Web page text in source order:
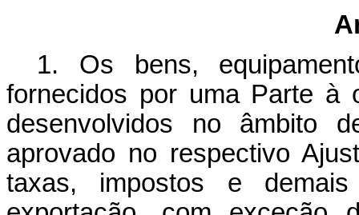
1. Os bens,
fornecidos por uma Parte à
desenvolvidos no âmbito
aprovado no respectivo
taxas, impostos e